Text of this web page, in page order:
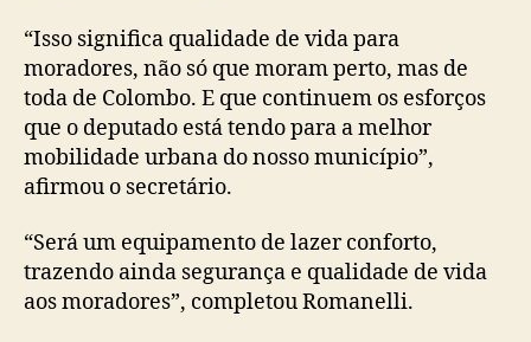
“Isso significa qualidade de vida para
moradores, não só que moram perto, mas de
toda de Colombo. E que continuem os esforços
que o deputado está tendo para a melhor
mobilidade urbana do nosso município”,
afirmou o secretário.
“Será um equipamento de lazer conforto,
trazendo ainda segurança e qualidade de vida
aos moradores”, completou Romanelli.